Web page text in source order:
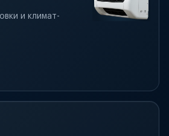
и климат-